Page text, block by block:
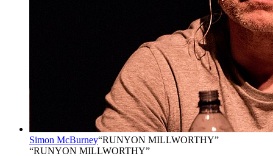
Simon McBurney“RUNYON MILLWORTHY”
“RUNYON MILLWORTHY”